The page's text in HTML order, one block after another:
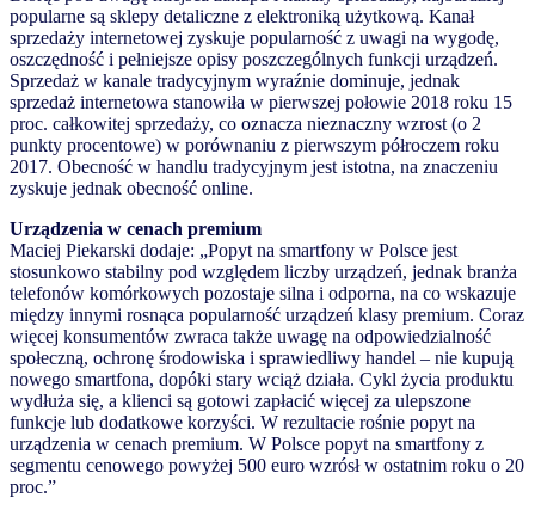
popularne są sklepy detaliczne z elektroniką użytkową. Kanał
sprzedaży internetowej zyskuje popularność z uwagi na wygodę,
oszczędność i pełniejsze opisy poszczególnych funkcji urządzeń.
Sprzedaż w kanale tradycyjnym wyraźnie dominuje, jednak
sprzedaż internetowa stanowiła w pierwszej połowie 2018 roku 15
proc. całkowitej sprzedaży, co oznacza nieznaczny wzrost (o 2
punkty procentowe) w porównaniu z pierwszym półroczem roku
2017. Obecność w handlu tradycyjnym jest istotna, na znaczeniu
zyskuje jednak obecność online.
Urządzenia w cenach premium
Maciej Piekarski dodaje: „Popyt na smartfony w Polsce jest
stosunkowo stabilny pod względem liczby urządzeń, jednak branża
telefonów komórkowych pozostaje silna i odporna, na co wskazuje
między innymi rosnąca popularność urządzeń klasy premium. Coraz
więcej konsumentów zwraca także uwagę na odpowiedzialność
społeczną, ochronę środowiska i sprawiedliwy handel – nie kupują
nowego smartfona, dopóki stary wciąż działa. Cykl życia produktu
wydłuża się, a klienci są gotowi zapłacić więcej za ulepszone
funkcje lub dodatkowe korzyści. W rezultacie rośnie popyt na
urządzenia w cenach premium. W Polsce popyt na smartfony z
segmentu cenowego powyżej 500 euro wzrósł w ostatnim roku o 20
proc.”